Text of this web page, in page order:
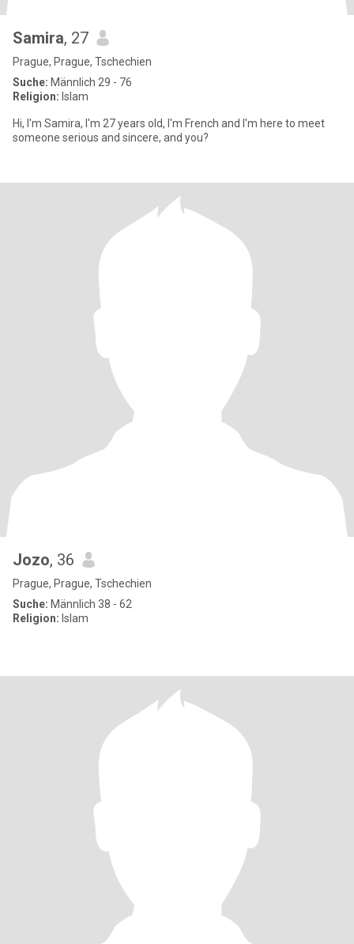
Samira, 27
Prague, Prague, Tschechien
Suche: Männlich 29 - 76
Religion: Islam
Hi, I'm Samira, I'm 27 years old, I'm French and I'm here to meet
someone serious and sincere, and you?
Jozo, 36
Prague, Prague, Tschechien
Suche: Männlich 38 - 62
Religion: Islam